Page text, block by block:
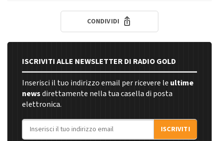
CONDIVIDI
ISCRIVITI ALLE NEWSLETTER DI RADIO GOLD
Inserisci il tuo indirizzo email per ricevere le ultime
newsdirettamente nella tua casella di posta
elettronica.
Indirizzo email
ISCRIVITI